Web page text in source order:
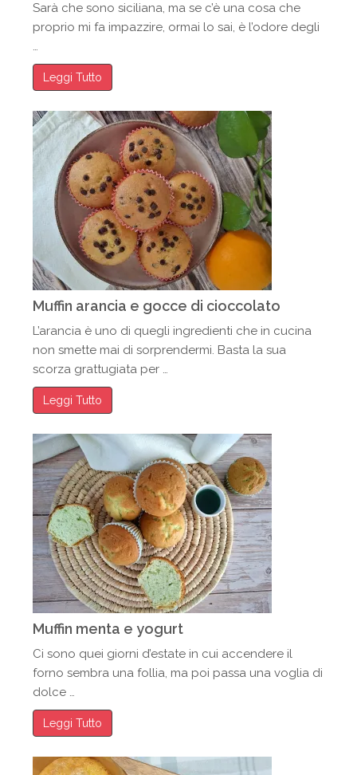
Sarà che sono siciliana, ma se c’è una cosa che
proprio mi fa impazzire, ormai lo sai, è l’odore degli
…
Leggi Tutto
Muffin arancia e gocce di cioccolato
L’arancia è uno di quegli ingredienti che in cucina
non smette mai di sorprendermi. Basta la sua
scorza grattugiata per …
Leggi Tutto
Muffin menta e yogurt
Ci sono quei giorni d’estate in cui accendere il
forno sembra una follia, ma poi passa una voglia di
dolce …
Leggi Tutto